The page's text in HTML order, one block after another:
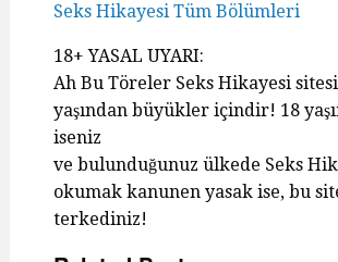
Seks Hikayesi Tüm Bölümleri
18+ YASAL UYARI:
Ah Bu Töreler Seks Hikayesi
yaşından büyükler içindir! 18
iseniz
ve bulunduğunuz ülkede Seks
okumak kanunen yasak ise, bu
terkediniz!